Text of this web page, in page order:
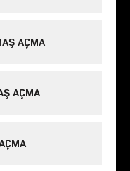
AÇMA
AÇMA